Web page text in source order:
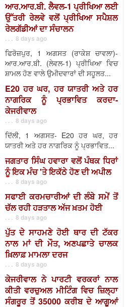
ਆਰ.ਆਰ.ਬੀ. ਲੈਵਲ-1 ਪ੍ਰੀਖਿਆ ਲਈ
ਉੱਤਰੀ ਰੇਲਵੇ ਵਲੋਂ ਪ੍ਰੀਖਿਆ ਸਪੈਸ਼ਲ
ਰੇਲਗੱਡੀਆਂ ਦਾ ਸੰਚਾਲਨ
. . . 8 days ago
ਫਿਰੋਜ਼ਪੁਰ, 1 ਅਗਸਤ (ਰਾਕੇਸ਼ ਚਾਵਲਾ)-
ਆਰ.ਆਰ.ਬੀ. (ਲੇਵਲ-1) ਪ੍ਰੀਖਿਆ ਵਿਚ
ਸ਼ਾਮਲ ਹੋਣ ਵਾਲੇ ਉਮੀਦਵਾਰਾਂ ਦੀ ਸਹੂਲਤ...
E20 ਹਰ ਘਰ, ਹਰ ਯਾਤਰੀ ਅਤੇ ਹਰ
ਨਾਗਰਿਕ ਨੂੰ ਪ੍ਰਭਾਵਿਤ ਕਰਦਾ-
ਕੇਜਰੀਵਾਲ
. . . 8 days ago
ਦਿੱਲੀ, 1 ਅਗਸਤ- E20 ਹਰ ਘਰ, ਹਰ
ਯਾਤਰੀ ਅਤੇ ਹਰ ਨਾਗਰਿਕ ਨੂੰ ਪ੍ਰਭਾਵਿਤ...
ਜਗਤਾਰ ਸਿੰਘ ਹਵਾਰਾ ਵਲੋਂ ਪੰਥਕ ਧਿਰਾਂ
ਨੂੰ ਇਕ ਮੰਚ 'ਤੇ ਇਕੱਠੇ ਹੋਣ ਦੀ ਅਪੀਲ
. . . 8 days ago
ਸਫਾਈ ਕਰਮਚਾਰੀਆਂ ਦੀ ਲੰਬੇ ਸਮੇਂ ਤੋਂ
ਚੱਲ ਰਹੀ ਹੜਤਾਲ ਅੱਜ ਖ਼ਤਮ ਹੋਈ
. . . 8 days ago
ਪੁੱਤ ਦੇ ਸਾਹਮਣੇ ਹੋਈ ਥਾਰ ਦੀ ਟੱਕਰ
ਨਾਲ ਮਾਂ ਦੀ ਮੌਤ, ਅਣਪਛਾਤੇ ਚਾਲਕ
ਖ਼ਿਲਾਫ਼ ਮਾਮਲਾ ਦਰਜ
. . . 8 days ago
ਕੇਜਰੀਵਾਲ ਨੇ ਪਾਰਟੀ ਵਰਕਰਾਂ ਨਾਲ
ਕੀਤੀ ਵਰਚੁਅਲ ਮੀਟਿੰਗ ਵਿਚ ਜ਼ਿਲ੍ਹਾ
ਸੰਗਰੂਰ ਤੋਂ 35000 ਕਰੀਬ ਦੇ ਆਗੂਆਂ